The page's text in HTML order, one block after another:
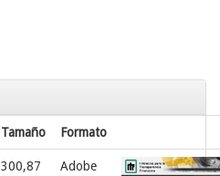
Tamaño Formato
300,87
Adobe